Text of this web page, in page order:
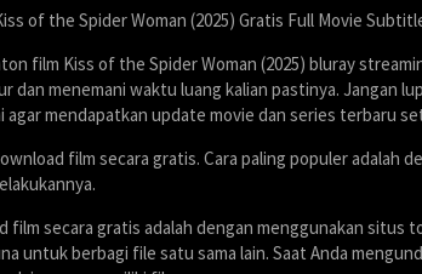
of the Spider Woman (2025) Gratis Full Movie
film Kiss of the Spider Woman (2025) bluray
dan menemani waktu luang kalian pastinya. Jangan
agar mendapatkan update movie dan series terbaru
film secara gratis. Cara paling populer adalah
film secara gratis adalah dengan menggunakan
untuk berbagi file satu sama lain. Saat Anda